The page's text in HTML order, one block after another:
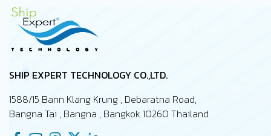
รายการซ่อมทำอาจจะถูกเลื่อนเพราะไม่มีอะไหล่สนับสนุน และบาง
ปัญหายังไม่เคยถูกรายงานถึงสำนักงานใหญ่…
SHIP EXPERT TECHNOLOGY CO.,LTD.
1588/15 Bann Klang Krung , Debaratna Road,
Bangna Tai , Bangna , Bangkok 10260 Thailand